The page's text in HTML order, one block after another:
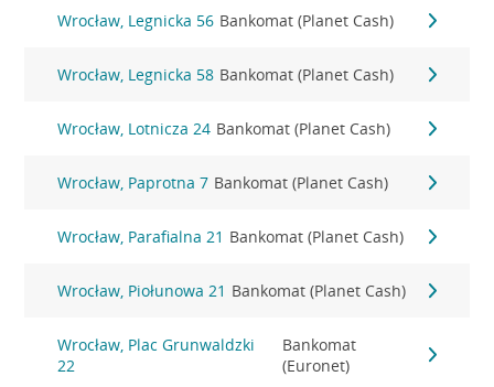
Wrocław, Legnicka 56 Bankomat (Planet Cash)
Wrocław, Legnicka 58 Bankomat (Planet Cash)
Wrocław, Lotnicza 24 Bankomat (Planet Cash)
Wrocław, Paprotna 7 Bankomat (Planet Cash)
Wrocław, Parafialna 21 Bankomat (Planet Cash)
Wrocław, Piołunowa 21 Bankomat (Planet Cash)
Wrocław, Plac Grunwaldzki
22
Bankomat
(Euronet)